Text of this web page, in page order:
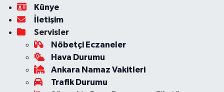
Künye
İletişim
Servisler
Nöbetçi Eczaneler
Hava Durumu
Ankara Namaz Vakitleri
Trafik Durumu